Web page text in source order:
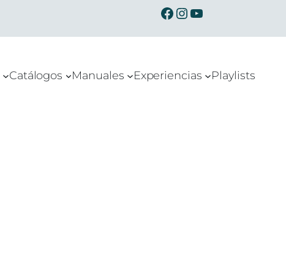
Catálogos Manuales Experiencias Playlists
Ibermusicas en Facebook
Ibermusicas en Instagram
Ibermusicas en Youtube